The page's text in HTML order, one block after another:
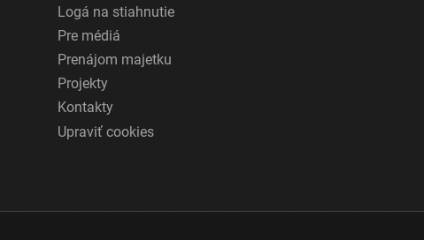
Logá na stiahnutie
Pre médiá
Prenájom majetku
Projekty
Kontakty
Upraviť cookies